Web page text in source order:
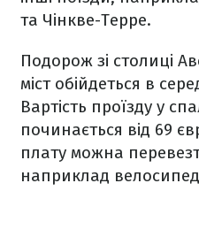
та Чінкве-Терре.
Подорож зі столиці
міст обійдеться в
Вартість проїзду у
починається від 69
плату можна
наприклад